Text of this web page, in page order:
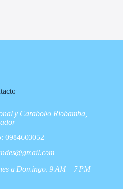
y Carabobo Riobamba,
0984603052
a Domingo, 9 AM – 7 PM